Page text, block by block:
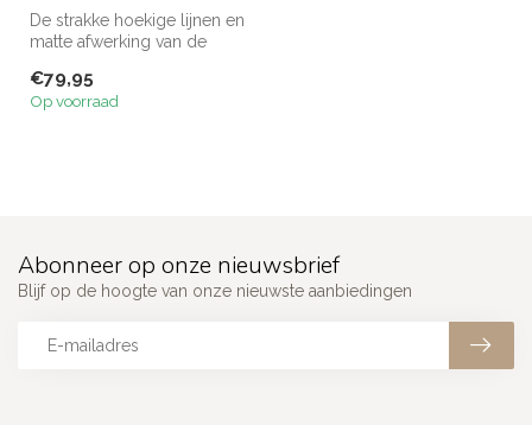
De strakke hoekige lijnen en
matte afwerking van de
bokshandscho...
€79,95
Op voorraad
Abonneer op onze nieuwsbrief
Blijf op de hoogte van onze nieuwste aanbiedingen